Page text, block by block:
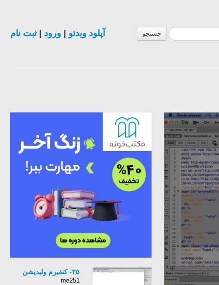
جستجو آپلود ویدئو ورود |ثبت نام
۳۵- کنفیرم ولیدیشن
me251